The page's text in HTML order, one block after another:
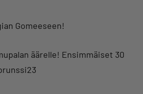
Gomeeseen!
äärelle! Ensimmäiset 30